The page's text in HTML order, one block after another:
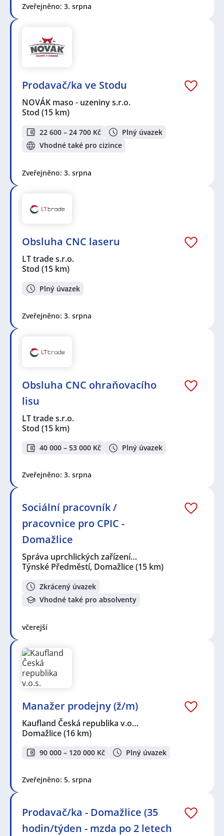
Zveřejněno: 3. srpna
Prodavač/ka ve Stodu
NOVÁK maso - uzeniny s.r.o.
Stod (15 km)
22 600 – 24 700 Kč
Plný úvazek
Vhodné také pro cizince
Zveřejněno: 3. srpna
Obsluha CNC laseru
LT trade s.r.o.
Stod (15 km)
Plný úvazek
Zveřejněno: 3. srpna
Obsluha CNC ohraňovacího
lisu
LT trade s.r.o.
Stod (15 km)
40 000 – 53 000 Kč Plný úvazek
Zveřejněno: 3. srpna
Sociální pracovník /
pracovnice pro CPIC -
Domažlice
Správa uprchlických zařízení…
Týnské Předměstí, Domažlice(15 km)
Zkrácený úvazek
Vhodné také pro absolventy
včerejší
Manažer prodejny (ž/m)
Kaufland Česká republika v.o…
Domažlice(16 km)
90 000 – 120 000 Kč Plný úvazek
Zveřejněno: 5. srpna
Prodavač/ka - Domažlice (35
hodin/týden - mzda po 2 letech